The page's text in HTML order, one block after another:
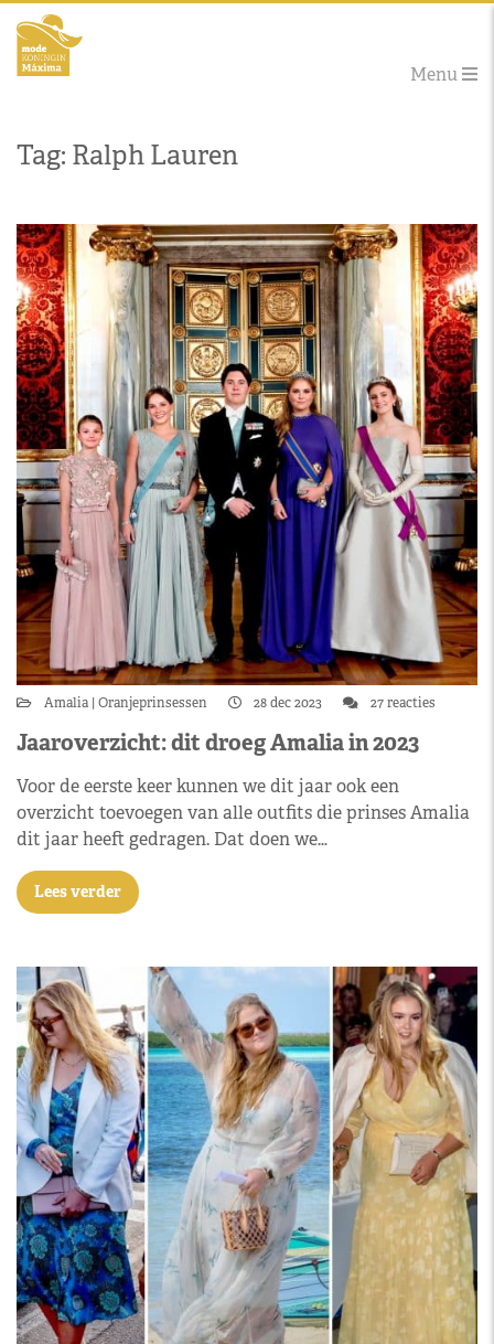
Menu
Tag: Ralph Lauren
Amalia Oranjeprinsessen 28 dec 2023 27 reacties
Jaaroverzicht: dit droeg Amalia in 2023
Voor de eerste keer kunnen we dit jaar ook een
overzicht toevoegen van alle outfits die prinses Amalia
dit jaar heeft gedragen. Dat doen we…
Lees verder